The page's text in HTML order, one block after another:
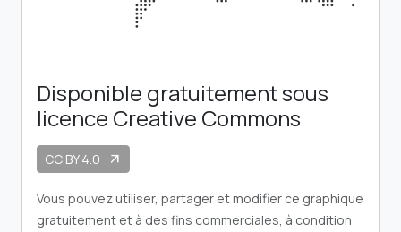
Disponible gratuitement sous
licence Creative Commons
CC BY 4.0 arrow_outward
Vous pouvez utiliser, partager et modifier ce graphique
gratuitement et à des fins commerciales, à condition